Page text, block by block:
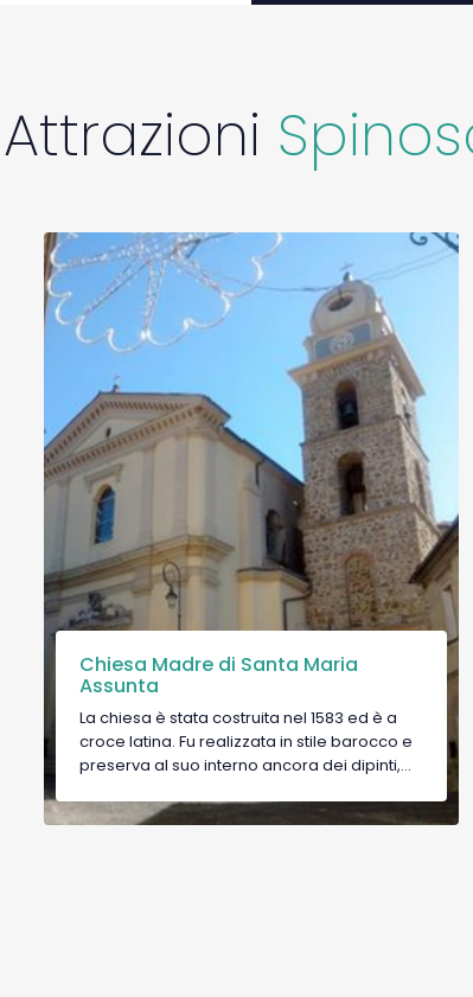
Attrazioni
Chiesa Madre di Santa Maria
Assunta
La chiesa è stata costruita nel 1583 ed è a
croce latina. Fu realizzata in stile barocco e
preserva al suo interno ancora dei dipinti,
interessante tela raffigurante la “Madonna